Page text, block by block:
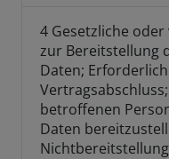
4 Gesetzliche
zur Bereitstellung
Daten;
betroffenen
Daten
Nichtbereitstellung